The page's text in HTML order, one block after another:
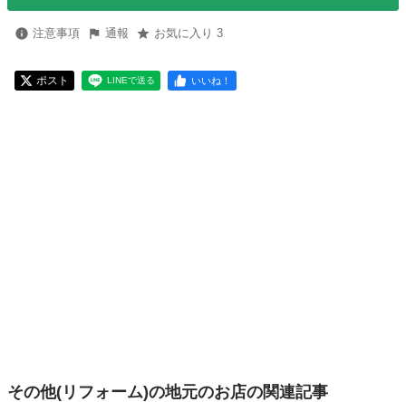
注意事項 通報 お気に入り 3
ポスト LINEで送る いいね！
その他(リフォーム)の地元のお店の関連記事